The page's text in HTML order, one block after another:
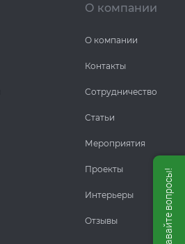
О компании
О компании
Контакты
Сотрудничество
Статьи
Мероприятия
Проекты
Интерьеры
Отзывы